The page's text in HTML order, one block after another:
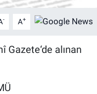
- A+
alınan